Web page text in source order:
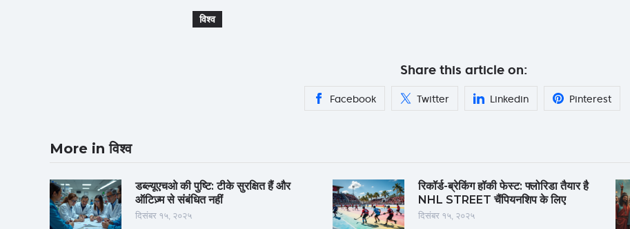
विश्व
Share this article on:
Facebook Twitter Linkedin Pinterest
More in विश्व
डब्ल्यूएचओ की पुष्टि: टीके सुरक्षित हैं और
ऑटिज़्म से संबंधित नहीं
दिसंबर १५, २०२५
रिकॉर्ड-ब्रेकिंग हॉकी फेस्ट: फ्लोरिडा तैयार है
NHL STREET चैंपियनशिप के लिए
दिसंबर १५, २०२५